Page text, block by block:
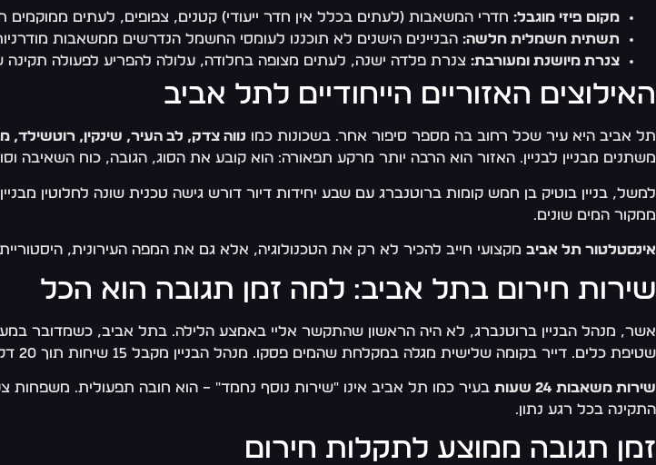
מקום פיזי מוגבל: חדרי המשאבות (לעתים בכלל אין חדר ייעודי) קטנים, צפופים, לעתים
תשתית חשמלית חלשה: הבניינים הישנים לא תוכננו לעומסי החשמל הנדרשים ממשאבות
צנרת מיושנת ומעורבת: צנרת פלדה ישנה, לעתים מצופה בחלודה, עלולה להפריע לפעולה
האילוצים האזוריים הייחודיים לתל אביב
תל אביב היא עיר שכל רחוב בה מספר סיפור אחר. בשכונות כמו נווה צדק, לב העיר, שינקין, רוטשילד,
משתנים מבניין לבניין. האזור הוא הרבה יותר מרקע תפאורה: הוא קובע את הסוג, הגובה, כוח
למשל, בניין בוטיק בן חמש קומות ברוטנברג עם שבע יחידות דיור דורש גישה טכנית שונה לחלוטין
ממקור המים שונים.
אינסטלטור תל אביב מקצועי חייב להכיר לא רק את הטכנולוגיה, אלא גם את המפה העירונית,
שירות חירום בתל אביב: למה זמן תגובה הוא הכל
אשר, מנהל הבניין ברוטנברג, לא היה הראשון שהתקשר אליי באמצע הלילה. בתל אביב, כשמדובר
שטיפת כלים. דייר בקומה שלישית מגלה במקלחת שהמים פסקו. מנהל הבניין מקבל 15 שיחות תוך 20 דקות – והלחץ הוא לא רק על המשאבה, אלא גם עליו.
שירות משאבות 24 שעות
בעיר כמו תל אביב אינו "שירות נוסף נחמד" – הוא חובה תפעולית.
התקינה בכל רגע נתון.
זמן תגובה ממוצע לתקלות חירום